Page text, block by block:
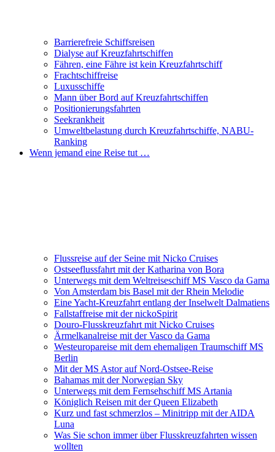
Barrierefreie Schiffsreisen
Dialyse auf Kreuzfahrtschiffen
Fähren, eine Fähre ist kein Kreuzfahrtschiff
Frachtschiffreise
Luxusschiffe
Mann über Bord auf Kreuzfahrtschiffen
Positionierungsfahrten
Seekrankheit
Umweltbelastung durch Kreuzfahrtschiffe, NABU-
Ranking
Wenn jemand eine Reise tut …
Flussreise auf der Seine mit Nicko Cruises
Ostseeflussfahrt mit der Katharina von Bora
Unterwegs mit dem Weltreiseschiff MS Vasco da Gama
Von Amsterdam bis Basel mit der Rhein Melodie
Eine Yacht-Kreuzfahrt entlang der Inselwelt Dalmatiens
Fallstaffreise mit der nickoSpirit
Douro-Flusskreuzfahrt mit Nicko Cruises
Ärmelkanalreise mit der Vasco da Gama
Westeuropareise mit dem ehemaligen Traumschiff MS
Berlin
Mit der MS Astor auf Nord-Ostsee-Reise
Bahamas mit der Norwegian Sky
Unterwegs mit dem Fernsehschiff MS Artania
Königlich Reisen mit der Queen Elizabeth
Kurz und fast schmerzlos – Minitripp mit der AIDA
Luna
Was Sie schon immer über Flusskreuzfahrten wissen
wollten